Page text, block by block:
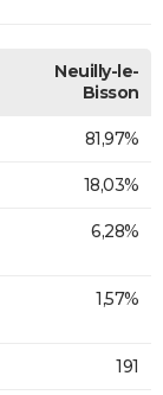
Neuilly-le-
Bisson
81,97%
18,03%
6,28%
1,57%
191